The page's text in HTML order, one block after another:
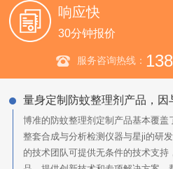
响应快
30分钟报价
服务咨询热线：
量身定制防蚊整理剂产品，
博准的防蚊整理剂定制产品基本覆盖
整套合成与分析检测仪器与星ji的研
的技术团队可提供无条件的技术支